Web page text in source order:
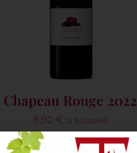
Chapeau Rouge 2022
8,90 € la bouteille
Ajouter au panier :